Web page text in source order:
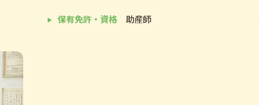
ース財団 コロナ給付金寄付プロジェクト採択
総選挙実施
保有免許・資格 助産師